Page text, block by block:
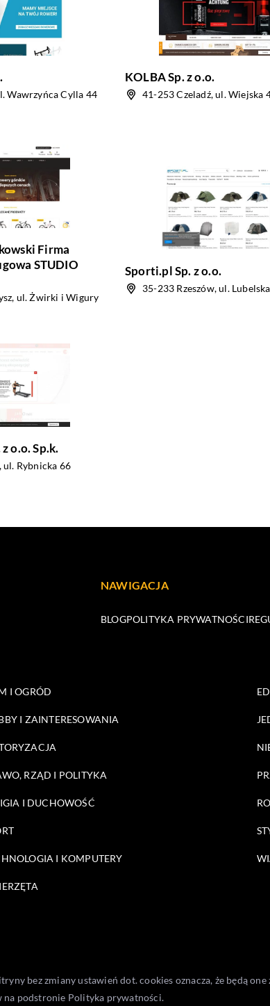
Wawrzyńca Cylla 44
KOLBA Sp. z o.o.
41-253 Czeladź, ul. Wiejska
Firma
STUDIO
ul. Żwirki i Wigury
Sporti.pl Sp. z o.o.
35-233 Rzeszów, ul.
o.o. Sp.k.
Rybnicka 66
NAWIGACJA
BLOGPOLITYKA PRYWATNOŚCI
I OGRÓD
I ZAINTERESOWANIA
RZĄD I POLITYKA
I DUCHOWOŚĆ
I KOMPUTERY
bez zmiany ustawień dot. cookies oznacza, że będą
na podstronie Polityka prywatności.